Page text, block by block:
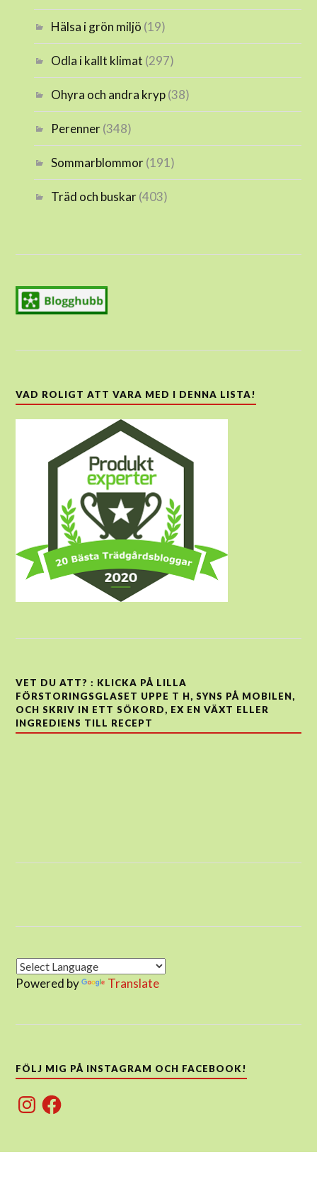
Hälsa i grön miljö (19)
Odla i kallt klimat (297)
Ohyra och andra kryp(38)
Perenner(348)
Sommarblommor(191)
Träd och buskar(403)
VAD ROLIGT ATT VARA MED I DENNA LISTA!
VET DU ATT? : KLICKA PÅ LILLA
FÖRSTORINGSGLASET UPPE T H, SYNS PÅ MOBILEN,
OCH SKRIV IN ETT SÖKORD, EX EN VÄXT ELLER
INGREDIENS TILL RECEPT
Powered by Translate
FÖLJ MIG PÅ INSTAGRAM OCH FACEBOOK!
InstagramFacebook